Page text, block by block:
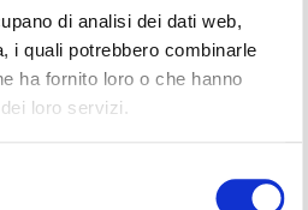
di analisi dei dati web,
i quali potrebbero combinarle
ha fornito loro o che hanno
loro servizi.